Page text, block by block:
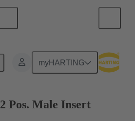
myHARTING
Pos. Male Insert